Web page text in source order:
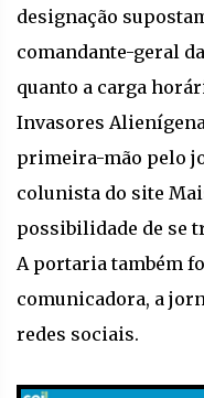
designação
comandante-geral
quanto a carga
Invasores
primeira-mão pelo
colunista do site
possibilidade de se
A portaria também
comunicadora, a
redes sociais.